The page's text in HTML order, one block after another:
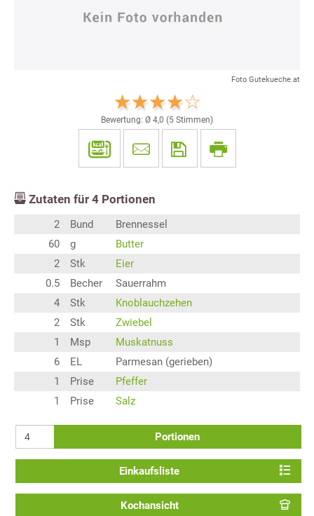
Foto Gutekueche.at
Bewertung: Ø 4,0 (5 Stimmen)
Zutaten für 4 Portionen
2 Bund
Brennessel
60
g
Butter
2
Stk
Eier
0.5
Becher
Sauerrahm
4
Stk
Knoblauchzehen
2
Stk
Zwiebel
1
Msp
Muskatnuss
6
EL
Parmesan (gerieben)
1
Prise
Pfeffer
1
Prise Salz
Portionen
Einkaufsliste
Kochansicht